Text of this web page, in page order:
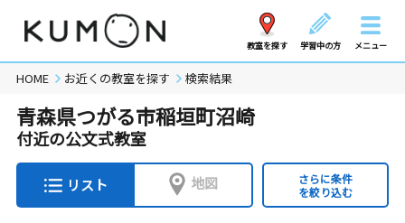
教室を探す 学習中の方 メニュー
HOME お近くの教室を探す 検索結果
青森県つがる市稲垣町沼崎
付近の公文式教室
リスト 地図
さらに条件
を絞り込む